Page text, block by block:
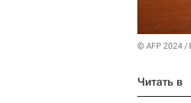
© AFP 2024 /
Читать в